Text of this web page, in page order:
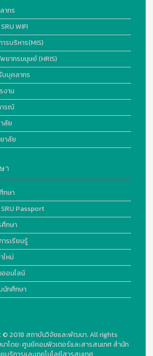
ากร
WIFI
รบริหาร(MIS)
ยากรมนุษย์ (HRIS)
บุคลากร
งาน
ารณ์
ลัย
าลัย
า
กษา
Passport
ศึกษา
รเรียนรู้
ใหม่
อนไลน์
กศึกษา
© 2018 สถาบันวิจัยและพัฒนา. All rights
โดย:ศูนย์คอมพิวเตอร์และสารสนเทศ สำนัก